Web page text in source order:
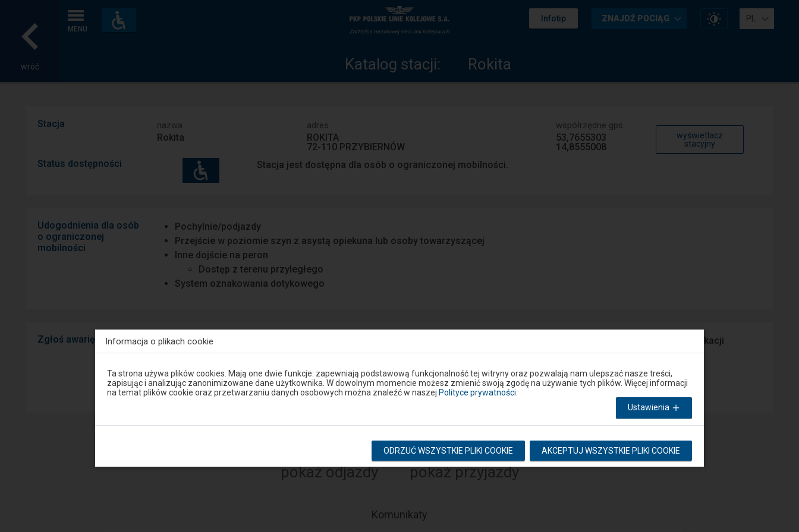
wróć
MENU
Dostępność
i
Infotip ZNAJDŹ POCIĄG
Zmień
kontrast
PL
Katalog
Strona
Katalog stacji: Rokita
Stacja nazwa
Rokita
adres
ROKITA
72-110 PRZYBIERNÓW
współrzędne gps
53,7655303
14,8555008
wyświetlacz
stacyjny
Status dostępności Stacja jest dostępna dla osób o ograniczonej mobilności.
Udogodnienia dla osób
o ograniczonej
mobilności
Pochylnie/podjazdy
Przejście w poziomie szyn z asystą opiekuna lub osoby towarzyszącej
Inne dojście na peron
Dostęp z terenu przyległego
System oznakowania dotykowego
Zgłoś awarię
Widzisz usterkę na peronie lub drodze dojścia do peronu? Zgłoś problem w portalu Sprawny Peron lub za pośrednictwem aplikacji
mobilnej na Android/iOS.
Sprawny Peron
Google Play App Store
Rozkład na stacji
pokaż odjazdy pokaż przyjazdy
Komunikaty
Informacja o plikach cookie
Uwaga,
znajdujesz
się
W
Ta strona używa plików cookies. Mają one dwie funkcje: zapewniają podstawową funkcjonalność tej witryny oraz pozwalają nam ulepszać nasze treści,
zapisując i analizując zanonimizowane dane użytkownika. W dowolnym momencie możesz zmienić swoją zgodę na używanie tych plików. Więcej informacji
na temat plików cookie oraz przetwarzaniu danych osobowych można znaleźć w naszej Polityce prywatności
Ustawienia
ODRZUĆ WSZYSTKIE PLIKI COOKIE AKCEPTUJ WSZYSTKIE PLIKI COOKIE